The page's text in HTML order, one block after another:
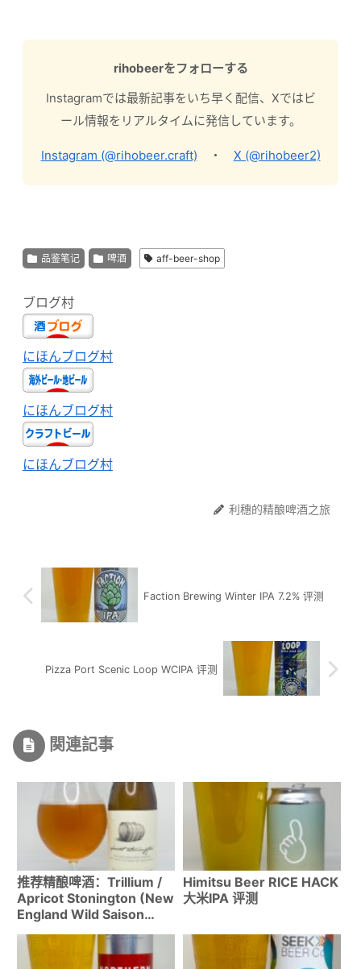
rihobeerをフォローする
Instagramでは最新記事をいち早く配信、Xではビ
ール情報をリアルタイムに発信しています。
Instagram (@rihobeer.craft) ・ X (@rihobeer2)
品鉴笔记 啤酒 aff-beer-shop
ブログ村
にほんブログ村
にほんブログ村
にほんブログ村
利穗的精酿啤酒之旅
Faction Brewing Winter IPA 7.2% 评测
Pizza Port Scenic Loop WCIPA 评测
関連記事
推荐精酿啤酒：Trillium /
Apricot Stonington (New
England Wild Saison
7.2%)
Himitsu Beer RICE HACK
大米IPA 评测